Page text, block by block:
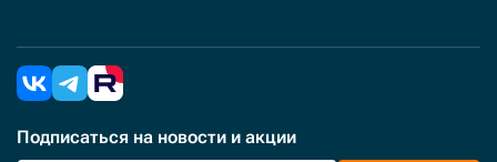
Подписаться на новости и акции